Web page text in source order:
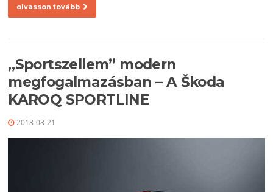
olvasson tovább
„Sportszellem” modern
megfogalmazásban – A Škoda
KAROQ SPORTLINE
2018-08-21